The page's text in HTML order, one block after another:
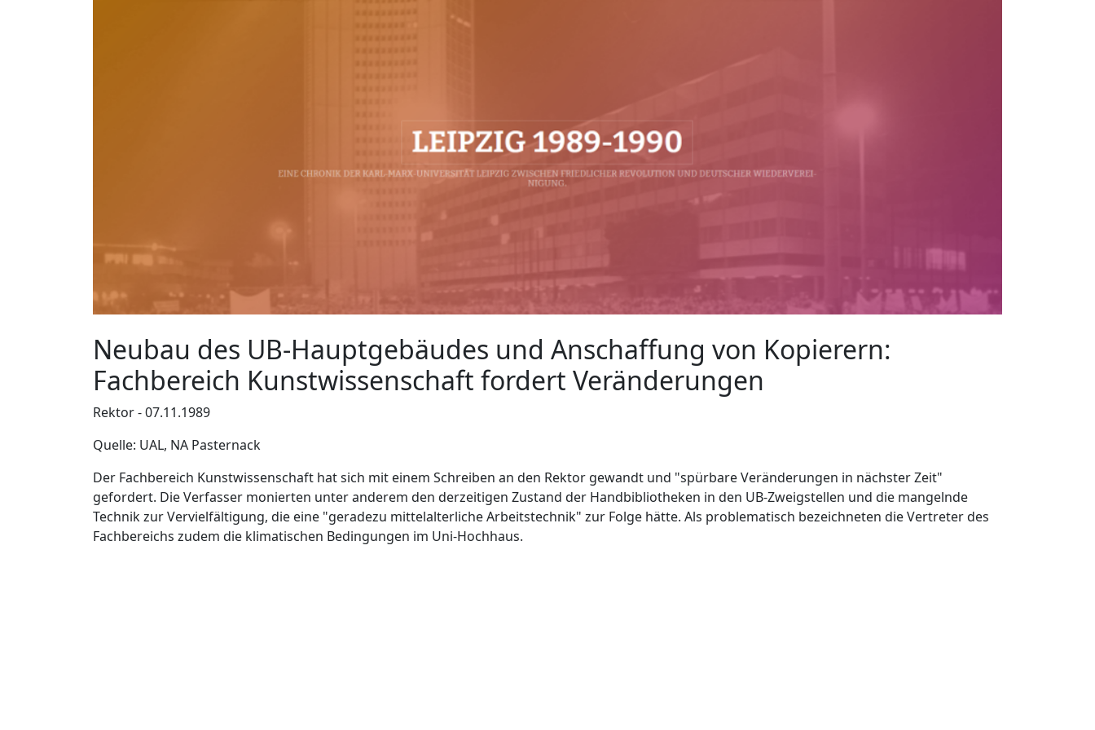
Neubau des UB-Hauptgebäudes und Anschaffung von Kopierern:
Fachbereich Kunstwissenschaft fordert Veränderungen
Rektor - 07.11.1989
Quelle: UAL, NA Pasternack
Der Fachbereich Kunstwissenschaft hat sich mit einem Schreiben an den Rektor gewandt und "spürbare Veränderungen in nächster Zeit"
gefordert. Die Verfasser monierten unter anderem den derzeitigen Zustand der Handbibliotheken in den UB-Zweigstellen und die mangelnde
Technik zur Vervielfältigung, die eine "geradezu mittelalterliche Arbeitstechnik" zur Folge hätte. Als problematisch bezeichneten die Vertreter des
Fachbereichs zudem die klimatischen Bedingungen im Uni-Hochhaus.